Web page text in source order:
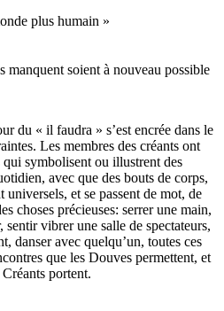
plus humain »
manquent soient à nouveau possible
du « il faudra » s’est encrée dans le
Les membres des créants ont
symbolisent ou illustrent des
avec que des bouts de corps,
universels, et se passent de mot, de
choses précieuses: serrer une main,
vibrer une salle de spectateurs,
danser avec quelqu’un, toutes ces
que les Douves permettent, et
portent.